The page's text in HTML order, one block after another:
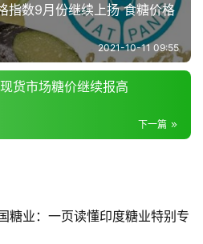
指数9月份继续上扬 食糖价格
2021-10-11 09:55
货市场糖价继续报高
下一篇
糖业：一页读懂印度糖业特别专